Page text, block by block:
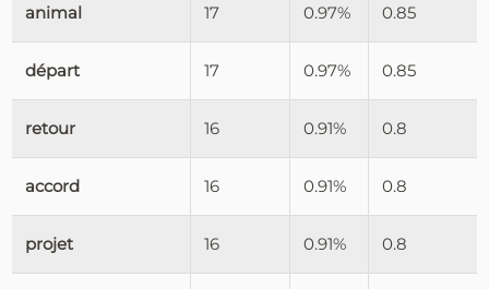
animal 17 0.97% 0.85
départ 17 0.97% 0.85
retour 16 0.91% 0.8
accord 16 0.91% 0.8
projet 16 0.91% 0.8